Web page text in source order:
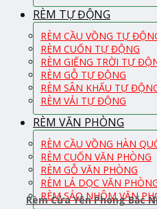
RÈM TỰ ĐỘNG
RÈM CẦU VỒNG TỰ
RÈM CUỐN TỰ ĐỘNG
RÈM GIẾNG TRỜI TỰ
RÈM GỖ TỰ ĐỘNG
RÈM SÂN KHẤU TỰ
RÈM VẢI TỰ ĐỘNG
RÈM VĂN PHÒNG
RÈM CẦU VỒNG HÀN
RÈM CUỐN VĂN PHÒNG
RÈM GỖ VĂN PHÒNG
RÈM LÁ DỌC VĂN
RÈM SÁO NHÔM VĂN
Rèm Cửa Yên Phong Bắc